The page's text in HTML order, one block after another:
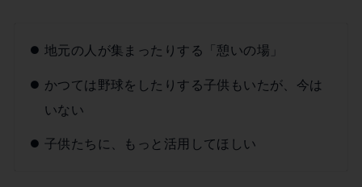
地元の人が集まったりする「憩いの場」
かつては野球をしたりする子供もいたが、今は
いない
子供たちに、もっと活用してほしい